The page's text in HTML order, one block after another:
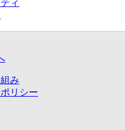
ィ
み
リシー